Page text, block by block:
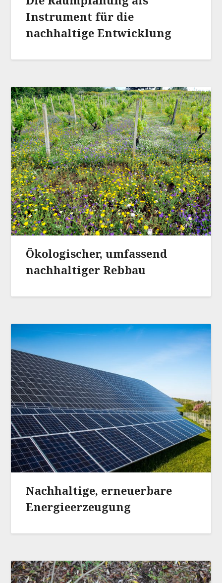
Instrument für die
nachhaltige Entwicklung
Ökologischer, umfassend
nachhaltiger Rebbau
Nachhaltige, erneuerbare
Energieerzeugung